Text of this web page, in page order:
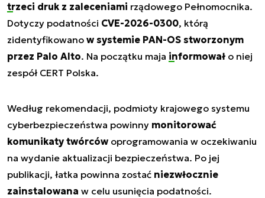
trzeci druk z zaleceniami rządowego Pełnomocnika.
Dotyczy podatności CVE-2026-0300, którą
zidentyfikowano w systemie PAN-OS stworzonym
przez Palo Alto. Na początku maja informowało niej
zespół CERT Polska.
Według rekomendacji, podmioty krajowego systemu
cyberbezpieczeństwa powinny monitorować
komunikaty twórców oprogramowania w oczekiwaniu
na wydanie aktualizacji bezpieczeństwa. Po jej
publikacji, łatka powinna zostać niezwłocznie
zainstalowana w celu usunięcia podatności.